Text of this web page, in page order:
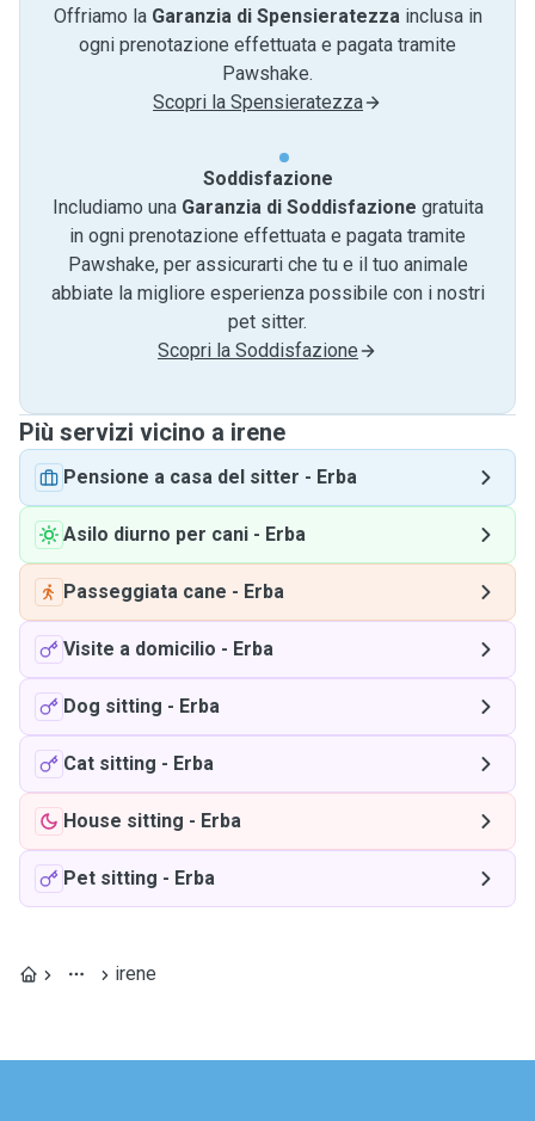
Offriamo la Garanzia di Spensieratezzainclusa in
ogni prenotazione effettuata e pagata tramite
Pawshake.
Scopri la Spensieratezza
Soddisfazione
Includiamo una Garanzia di Soddisfazione gratuita
in ogni prenotazione effettuata e pagata tramite
Pawshake, per assicurarti che tu e il tuo animale
abbiate la migliore esperienza possibile con i nostri
pet sitter.
Scopri la Soddisfazione
Più servizi vicino a irene
Pensione a casa del sitter - Erba
Asilo diurno per cani - Erba
Passeggiata cane - Erba
Visite a domicilio - Erba
Dog sitting - Erba
Cat sitting - Erba
House sitting - Erba
Pet sitting - Erba
irene